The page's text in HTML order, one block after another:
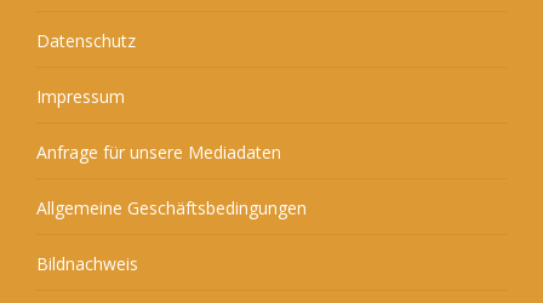
Datenschutz
Impressum
Anfrage für unsere Mediadaten
Allgemeine Geschäftsbedingungen
Bildnachweis